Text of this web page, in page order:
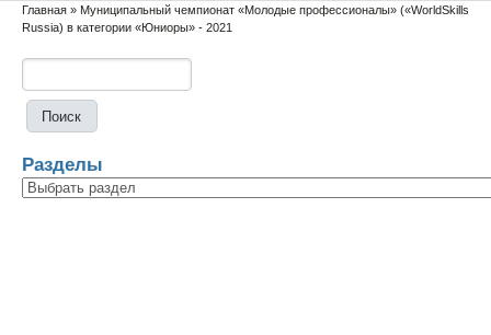
Вы здесь
Главная » Муниципальный чемпионат «Молодые профессионалы» («WorldSkills
Russia) в категории «Юниоры» - 2021
Разделы